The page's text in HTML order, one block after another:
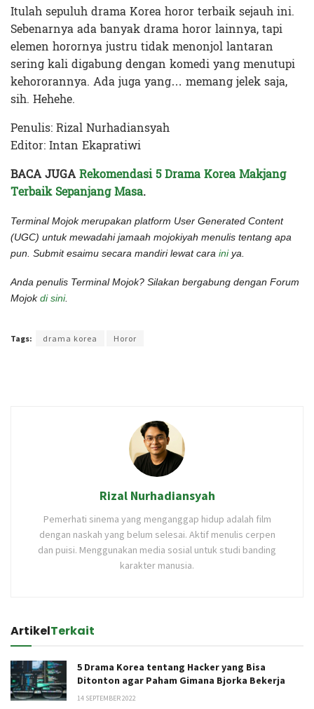
Itulah sepuluh drama Korea horor terbaik sejauh ini.
Sebenarnya ada banyak drama horor lainnya, tapi
elemen horornya justru tidak menonjol lantaran
sering kali digabung dengan komedi yang menutupi
kehororannya. Ada juga yang… memang jelek saja,
sih. Hehehe.
Penulis: Rizal Nurhadiansyah
Editor: Intan Ekapratiwi
BACA JUGARekomendasi 5 Drama Korea Makjang
Terbaik Sepanjang Masa.
Terminal Mojok merupakan platform User Generated Content
(UGC) untuk mewadahi jamaah mojokiyah menulis tentang apa
pun. Submit esaimu secara mandiri lewat cara iniya.
Anda penulis Terminal Mojok? Silakan bergabung dengan Forum
Mojokdi sini.
Tags: drama korea Horor
Rizal Nurhadiansyah
Pemerhati sinema yang menganggap hidup adalah film
dengan naskah yang belum selesai. Aktif menulis cerpen
dan puisi. Menggunakan media sosial untuk studi banding
karakter manusia.
ArtikelTerkait
5 Drama Korea tentang Hacker yang Bisa
Ditonton agar Paham Gimana Bjorka Bekerja
14 SEPTEMBER 2022